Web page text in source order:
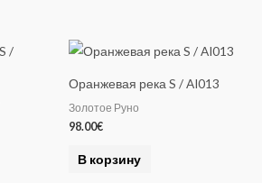
Оранжевая река S / AI013
Золотое Руно
98.00€
В корзину